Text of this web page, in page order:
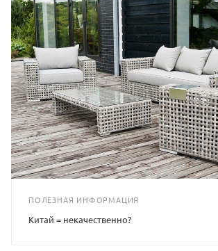
ПОЛЕЗНАЯ ИНФОРМАЦИЯ
Китай = некачественно?